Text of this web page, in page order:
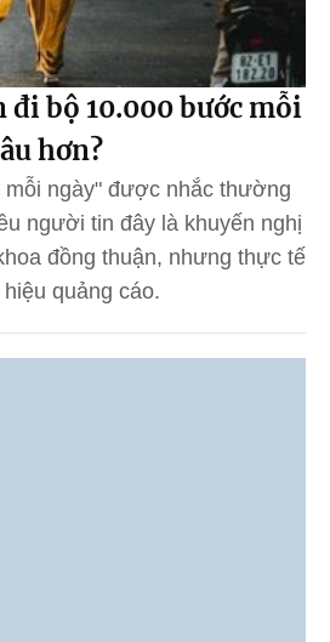
đi bộ 10.000 bước mỗi
hơn?
ngày" được nhắc thường
người tin đây là khuyến nghị
đồng thuận, nhưng thực tế
quảng cáo.